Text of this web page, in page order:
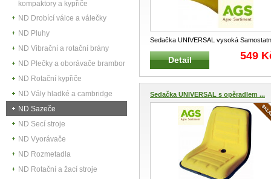
kompaktory a kypřiče
ND Drobící válce a válečky
ND Pluhy
ND Vibrační a rotační brány
ND Plečky a oborávače brambor
ND Rotační kypřiče
ND Vály hladké a cambridge
ND Sazeče
ND Secí stroje
ND Vyorávače
ND Rozmetadla
ND Rotační a žací stroje
Sedačka UNIVERSAL vysoká
plastová sedačka s vysokým opěrad
Detail 549
Sedačka UNIVERSAL s opěradlem ...